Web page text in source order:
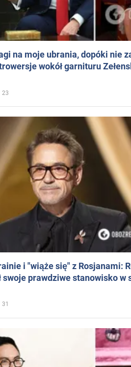
na moje ubrania, dopóki nie
wokół garnituru
23
i "wiąże się" z Rosjanami:
swoje prawdziwe stanowisko w
31